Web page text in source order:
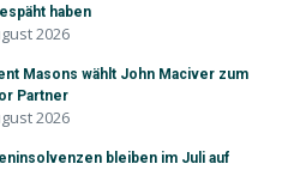
haben
2026
Masons wählt John Maciver zum
Partner
2026
bleiben im Juli auf